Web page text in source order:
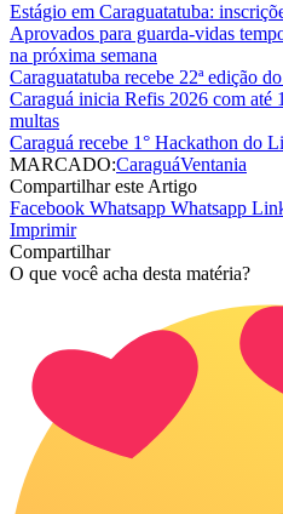
Estágio em Caraguatatuba:
Aprovados para guarda-vidas
na próxima semana
Caraguatatuba recebe 22ª edição
Caraguá inicia Refis 2026 com até
multas
Caraguá recebe 1° Hackathon do
MARCADO:CaraguáVentania
Compartilhar este Artigo
Facebook Whatsapp Whatsapp
Imprimir
Compartilhar
O que você acha desta matéria?